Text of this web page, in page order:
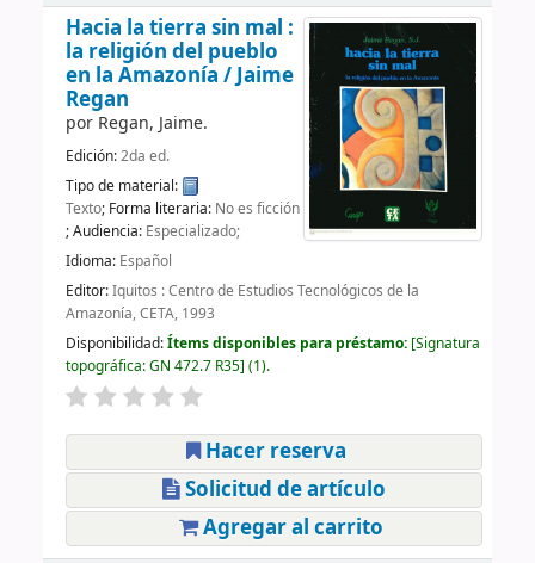
Hacia la tierra sin mal :
la religión del pueblo
en la Amazonía /Jaime
Regan
por Regan, Jaime.
Edición:2da ed.
Tipo de material:
Texto; Forma literaria: No es ficción
; Audiencia: Especializado;
Idioma: Español
Editor:Iquitos : Centro de Estudios Tecnológicos de la
Amazonía, CETA, 1993
Disponibilidad:Ítems disponibles para préstamo: Signatura
topográfica:GN 472.7 R35 (1).
Hacer reserva
Solicitud de artículo
Agregar al carrito